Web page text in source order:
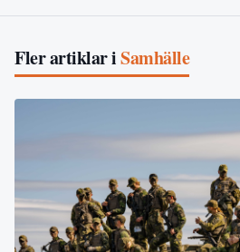
Fler artiklar iSamhälle